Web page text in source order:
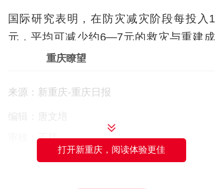
国际研究表明，在防灾减灾阶段每投入1
元，平均可减少约6—7元的救灾与重建成
本。汛期防灾减灾，重中之重是要及时发
以控制在小，化解在当地，消灭在萌芽，
避免
后期产生高昂的救灾与重建成本。
众所周知，汛情来临，安全隐患丛生，特
别是强降雨、狂风等极端天气诱发的山
重庆瞭望
来源：新重庆-重庆日报
编辑：唐文培
审核：王祥
主编：王方杰
打开新重庆，阅读体验更佳